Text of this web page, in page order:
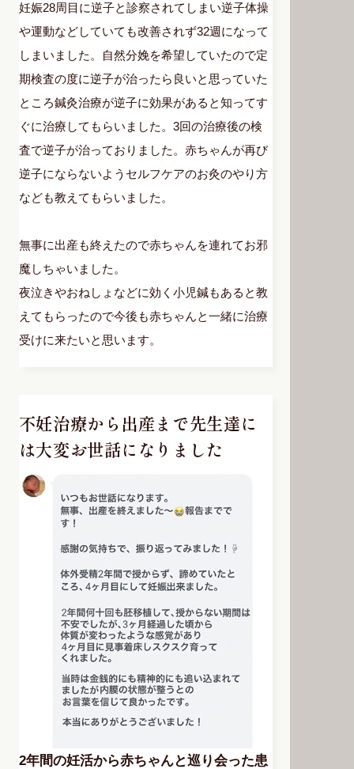
妊娠28周目に逆子と診察されてしまい逆子体操
や運動などしていても改善されず32週になって
しまいました。自然分娩を希望していたので定
期検査の度に逆子が治ったら良いと思っていた
ところ鍼灸治療が逆子に効果があると知ってす
ぐに治療してもらいました。3回の治療後の検
査で逆子が治っておりました。赤ちゃんが再び
逆子にならないようセルフケアのお灸のやり方
なども教えてもらいました。
無事に出産も終えたので赤ちゃんを連れてお邪
魔しちゃいました。
夜泣きやおねしょなどに効く小児鍼もあると教
えてもらったので今後も赤ちゃんと一緒に治療
受けに来たいと思います。
不妊治療から出産まで先生達に
は大変お世話になりました
2年間の妊活から赤ちゃんと巡り会った患